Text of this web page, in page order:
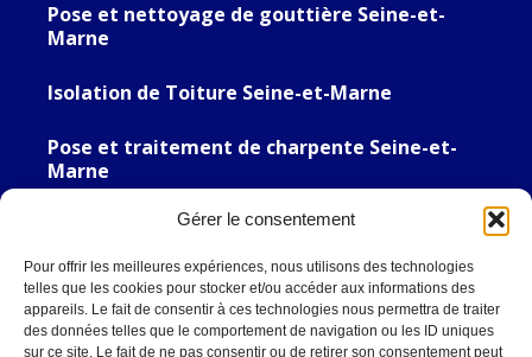
Gérer le consentement
Pour offrir les meilleures expériences, nous utilisons des technologies
telles que les cookies pour stocker et/ou accéder aux informations des
appareils. Le fait de consentir à ces technologies nous permettra de traiter
des données telles que le comportement de navigation ou les ID uniques
sur ce site. Le fait de ne pas consentir ou de retirer son consentement peut
Pose et nettoyage de gouttière Seine-et-
Marne
Isolation de Toiture Seine-et-Marne
Pose et traitement de charpente Seine-et-
Marne
Couvreur Zingueur Seine-et-Marne
Couvreur Zingueur Seine-et-Marne
Nous Trouver